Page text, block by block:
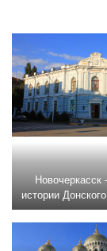
истории